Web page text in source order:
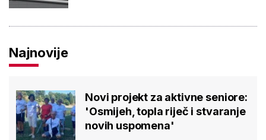
Najnovije
Novi projekt za aktivne seniore:
'Osmijeh, topla riječ i stvaranje
novih uspomena'